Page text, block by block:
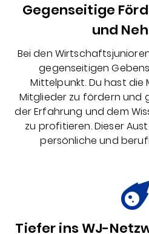
Gegenseitige
und
Bei den
gegenseitigen
Mittelpunkt. Du hast die
Mitglieder zu fördern und
der Erfahrung und dem
zu profitieren. Dieser
persönliche und
Tiefer ins WJ-